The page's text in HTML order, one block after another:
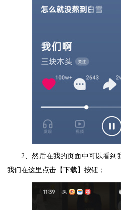
2、然后在我的页面中可以看到
我们在这里点击【下载】按钮；